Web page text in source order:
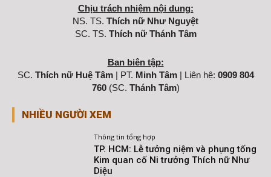
Chịu trách nhiệm nội dung:
NS. TS. Thích nữ Như Nguyệt
SC. TS. Thích nữ Thánh Tâm
Ban biên tập:
SC. Thích nữ Huệ Tâm| PT. Minh Tâm| Liên hệ: 0909 804
760(SC. Thánh Tâm)
NHIỀU NGƯỜI XEM
Thông tin tổng hợp
TP. HCM: Lễ tưởng niệm và phụng tống
Kim quan cố Ni trưởng Thích nữ Như
Diệu